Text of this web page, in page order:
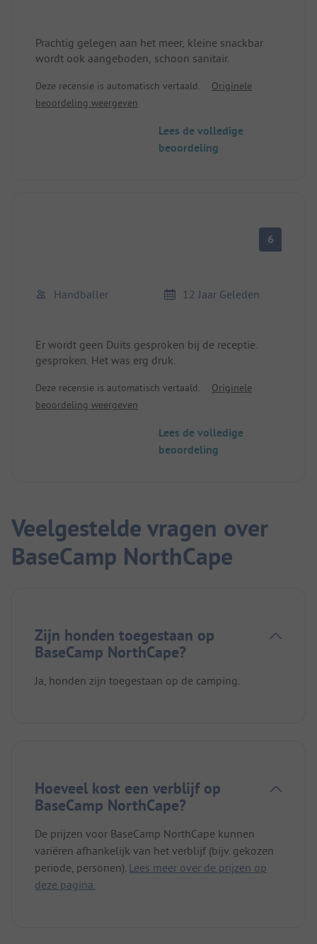
Prachtig gelegen aan het meer, kleine snackbar
wordt ook aangeboden, schoon sanitair.
Deze recensie is automatisch vertaald.
Originele
beoordeling weergeven
Lees de volledige
beoordeling
6
Handballer 12 Jaar Geleden
Er wordt geen Duits gesproken bij de receptie.
gesproken. Het was erg druk.
Deze recensie is automatisch vertaald.
Originele
beoordeling weergeven
Lees de volledige
beoordeling
Veelgestelde vragen over
BaseCamp NorthCape
Zijn honden toegestaan op
BaseCamp NorthCape?
Ja, honden zijn toegestaan op de camping.
Hoeveel kost een verblijf op
BaseCamp NorthCape?
De prijzen voor BaseCamp NorthCape kunnen
variëren afhankelijk van het verblijf (bijv. gekozen
periode, personen). Lees meer over de prijzen op
deze pagina.